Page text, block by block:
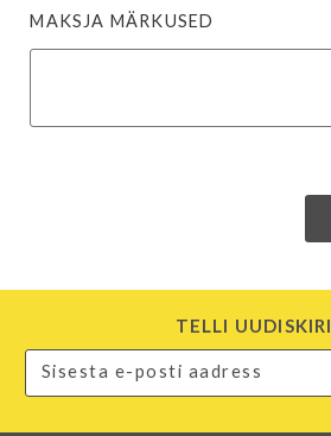
MAKSJA MÄRKUSED
TELLI UUDISKIRI